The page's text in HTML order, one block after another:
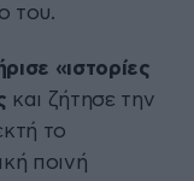
του.
«ιστορίες
και ζήτησε την
το
ποινή